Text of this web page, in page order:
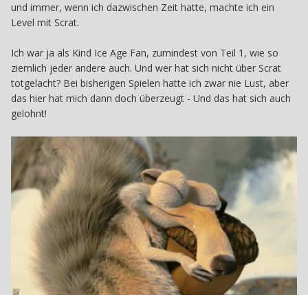
und immer, wenn ich dazwischen Zeit hatte, machte ich ein
Level mit Scrat.
Ich war ja als Kind Ice Age Fan, zumindest von Teil 1, wie so
ziemlich jeder andere auch. Und wer hat sich nicht über Scrat
totgelacht? Bei bisherigen Spielen hatte ich zwar nie Lust, aber
das hier hat mich dann doch überzeugt - Und das hat sich auch
gelohnt!